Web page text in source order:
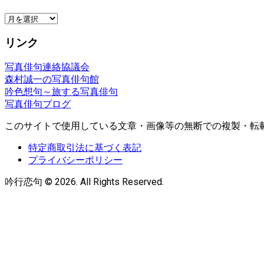
ア
カ
ブ
リンク
写真俳句連絡協議会
森村誠一の写真俳句館
吟色想句～旅する写真俳句
写真俳句ブログ
このサイトで使用している文章・画像等の無断での複製・転
特定商取引法に基づく表記
プライバシーポリシー
吟行恋句 © 2026. All Rights Reserved.